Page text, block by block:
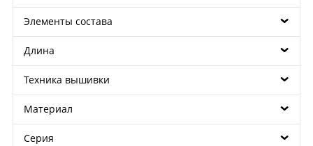
Элементы состава
Длина
Техника вышивки
Материал
Серия